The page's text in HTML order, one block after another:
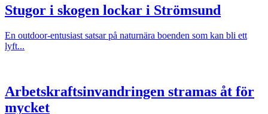
Stugor i skogen lockar i Strömsund
En outdoor-entusiast satsar på naturnära boenden som kan bli ett
lyft...
Arbetskraftsinvandringen stramas åt för
mycket